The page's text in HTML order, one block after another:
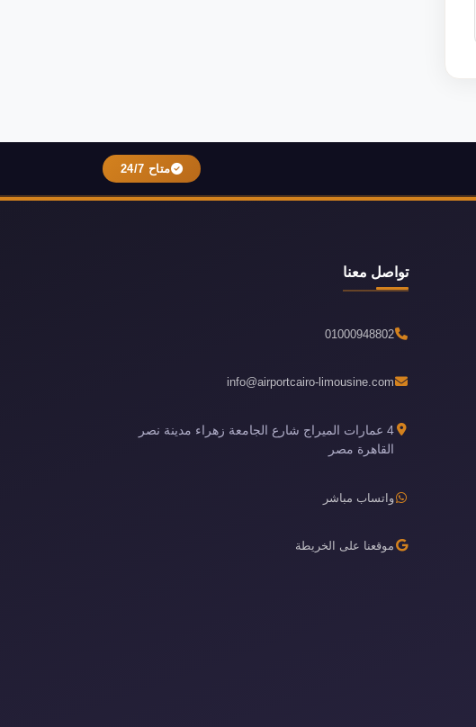
متاح 24/7
تواصل معنا
01000948802
info@airportcairo-limousine.com
4 عمارات الميراج شارع الجامعة زهراء مدينة نصر
القاهرة مصر
واتساب مباشر
موقعنا على الخريطة